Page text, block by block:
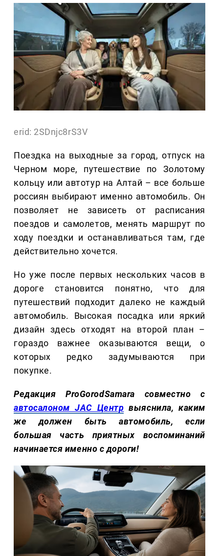
erid: 2SDnjc8rS3V
Поездка на выходные за город, отпуск на
Черном море, путешествие по Золотому
кольцу или автотур на Алтай – все больше
россиян выбирают именно автомобиль. Он
позволяет не зависеть от расписания
поездов и самолетов, менять маршрут по
ходу поездки и останавливаться там, где
действительно хочется.
Но уже после первых нескольких часов в
дороге становится понятно, что для
путешествий подходит далеко не каждый
автомобиль. Высокая посадка или яркий
дизайн здесь отходят на второй план –
гораздо важнее оказываются вещи, о
которых редко задумываются при
покупке.
Редакция ProGorodSamara совместно с
автосалоном JAC Центр выяснила, каким
же должен быть автомобиль, если
большая часть приятных воспоминаний
начинается именно с дороги!